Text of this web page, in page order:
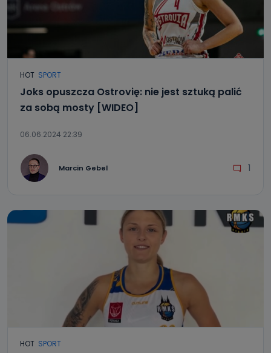
HOT SPORT
Joks opuszcza Ostrovię: nie jest sztuką palić
za sobą mosty [WIDEO]
06.06.2024 22:39
Marcin Gebel 1
HOT SPORT